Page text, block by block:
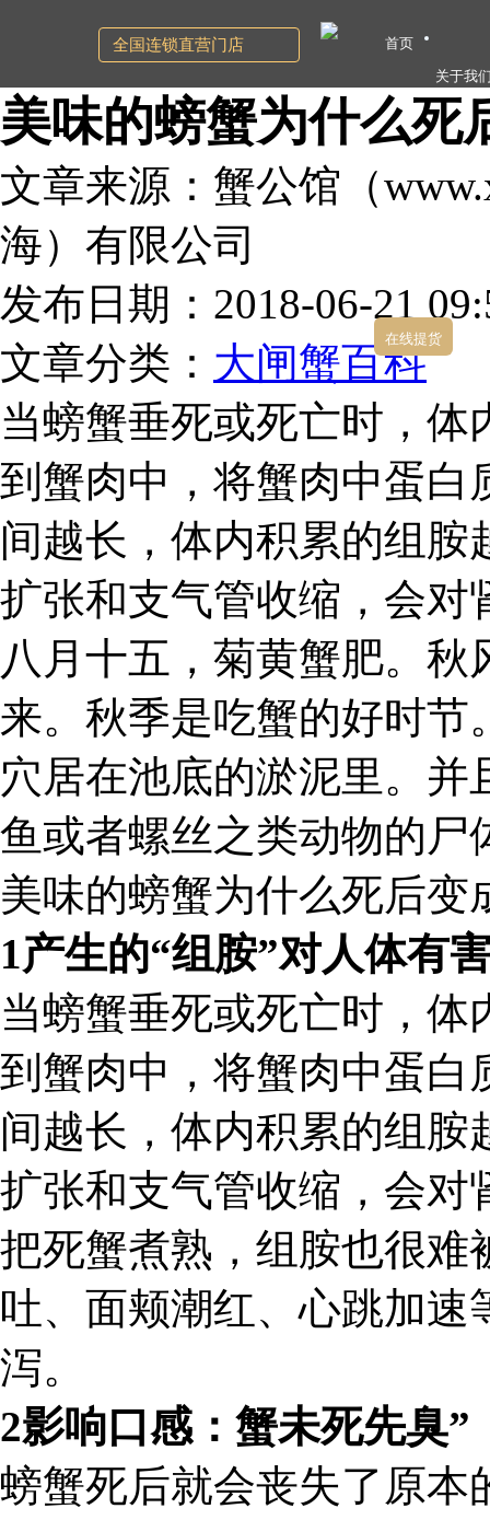
美味的螃蟹为什么死
文章来源：蟹公馆（
海）有限公司
发布日期：2018-06-21
文章分类： 大闸蟹百科
当螃蟹垂死或死亡时，
到蟹肉中，将蟹肉中蛋白
间越长，体内积累的组
扩张和支气管收缩，会对
八月十五，菊黄蟹肥。
来。秋季是吃蟹的好时节
穴居在池底的淤泥里。
鱼或者螺丝之类动物的尸
美味的螃蟹为什么死后
1产生的“组胺”对人体有
当螃蟹垂死或死亡时，
到蟹肉中，将蟹肉中蛋白
间越长，体内积累的组
扩张和支气管收缩，会对
把死蟹煮熟，组胺也很难
吐、面颊潮红、心跳加
泻。
2影响口感：蟹未死先臭”
螃蟹死后就会丧失了原本
全国连锁直营门店
首页
关于我
在线提货